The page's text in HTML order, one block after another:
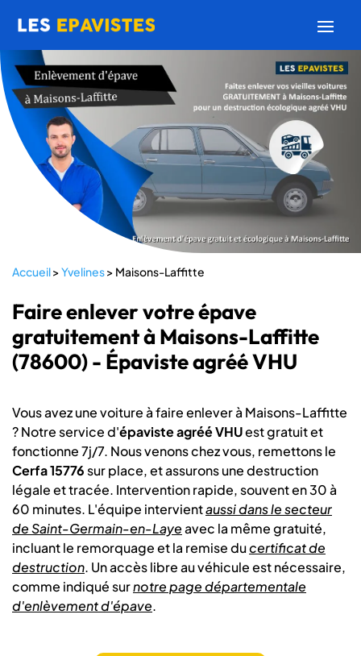
Accueil>Yvelines> Maisons-Laffitte
Faire enlever votre épave
gratuitement à Maisons-Laffitte
(78600) - Épaviste agréé VHU
Vous avez une voiture à faire enlever à Maisons-Laffitte
? Notre service d'épaviste agréé VHUest gratuit et
fonctionne 7j/7. Nous venons chez vous, remettons le
Cerfa 15776sur place, et assurons une destruction
légale et tracée. Intervention rapide, souvent en 30 à
60 minutes. L'équipe intervientaussi dans le secteur
de Saint-Germain-en-Layeavec la même gratuité,
incluant le remorquage et la remise ducertificat de
destruction. Un accès libre au véhicule est nécessaire,
comme indiqué surnotre page départementale
d'enlèvement d'épave.